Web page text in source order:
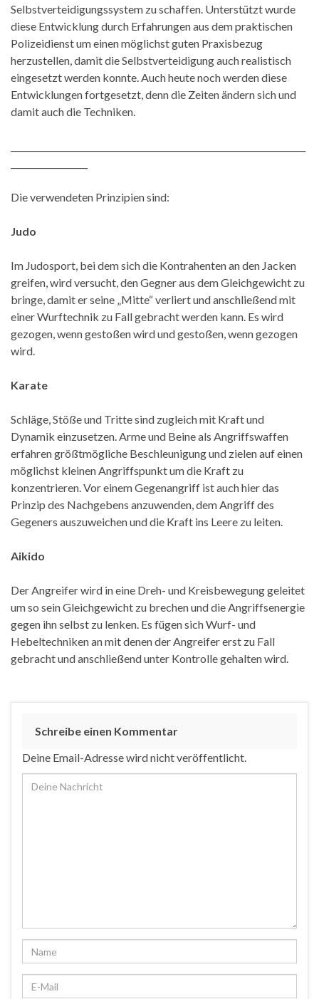
Selbstverteidigungssystem zu schaffen. Unterstützt wurde
diese Entwicklung durch Erfahrungen aus dem praktischen
Polizeidienst um einen möglichst guten Praxisbezug
herzustellen, damit die Selbstverteidigung auch realistisch
eingesetzt werden konnte. Auch heute noch werden diese
Entwicklungen fortgesetzt, denn die Zeiten ändern sich und
damit auch die Techniken.
Die verwendeten Prinzipien sind:
Judo
Im Judosport, bei dem sich die Kontrahenten an den Jacken
greifen, wird versucht, den Gegner aus dem Gleichgewicht zu
bringe, damit er seine „Mitte“ verliert und anschließend mit
einer Wurftechnik zu Fall gebracht werden kann. Es wird
gezogen, wenn gestoßen wird und gestoßen, wenn gezogen
wird.
Karate
Schläge, Stöße und Tritte sind zugleich mit Kraft und
Dynamik einzusetzen. Arme und Beine als Angriffswaffen
erfahren größtmögliche Beschleunigung und zielen auf einen
möglichst kleinen Angriffspunkt um die Kraft zu
konzentrieren. Vor einem Gegenangriff ist auch hier das
Prinzip des Nachgebens anzuwenden, dem Angriff des
Gegeners auszuweichen und die Kraft ins Leere zu leiten.
Aikido
Der Angreifer wird in eine Dreh- und Kreisbewegung geleitet
um so sein Gleichgewicht zu brechen und die Angriffsenergie
gegen ihn selbst zu lenken. Es fügen sich Wurf- und
Hebeltechniken an mit denen der Angreifer erst zu Fall
gebracht und anschließend unter Kontrolle gehalten wird.
Schreibe einen Kommentar
Deine Email-Adresse wird nicht veröffentlicht.